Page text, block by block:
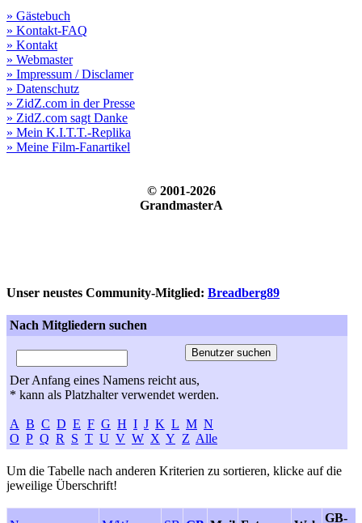
» Gästebuch
» Kontakt-FAQ
» Kontakt
» Webmaster
» Impressum / Disclamer
» Datenschutz
» ZidZ.com in der Presse
» ZidZ.com sagt Danke
» Mein K.I.T.T.-Replika
» Meine Film-Fanartikel
© 2001-2026
GrandmasterA
Unser neustes Community-Mitglied: Breadberg89
Nach Mitgliedern suchen
Der Anfang eines Namens reicht aus,
* kann als Platzhalter verwendet werden.
A B C D E F G H I J K L M N
O P Q R S T U V W X Y Z Alle
Um die Tabelle nach anderen Kriterien zu sortieren, klicke auf die
jeweilige Überschrift!
GB-